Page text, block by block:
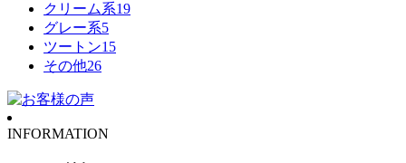
クリーム系19
グレー系5
ツートン15
その他26
INFORMATION